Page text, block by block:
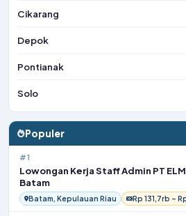
Cikarang
Depok
Pontianak
Solo
Populer
#1
Lowongan Kerja Staff Admin PT
Batam
Batam, Kepulauan Riau Rp 131,7rb –